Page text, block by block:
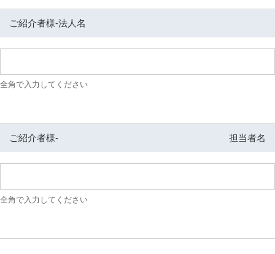
ご紹介者様-法人名
全角で入力してください
ご紹介者様- 担当者名
全角で入力してください